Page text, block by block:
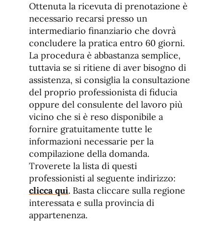
Ottenuta la ricevuta di prenotazione è
necessario recarsi presso un
intermediario finanziario che dovrà
concludere la pratica entro 60 giorni.
La procedura è abbastanza semplice,
tuttavia se si ritiene di aver bisogno di
assistenza, si consiglia la consultazione
del proprio professionista di fiducia
oppure del consulente del lavoro più
vicino che si è reso disponibile a
fornire gratuitamente tutte le
informazioni necessarie per la
compilazione della domanda.
Troverete la lista di questi
professionisti al seguente indirizzo:
clicca qui. Basta cliccare sulla regione
interessata e sulla provincia di
appartenenza.